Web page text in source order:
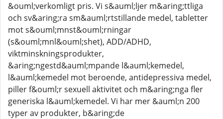
&ouml;verkomligt pris. Vi s&auml;ljer m&aring;ttliga
och sv&aring;ra sm&auml;rtstillande medel, tabletter
mot s&ouml;mnst&ouml;rningar
(s&ouml;mnl&ouml;shet), ADD/ADHD,
viktminskningsprodukter,
&aring;ngestd&auml;mpande l&auml;kemedel,
l&auml;kemedel mot beroende, antidepressiva medel,
piller f&ouml;r sexuell aktivitet och m&aring;nga fler
generiska l&auml;kemedel. Vi har mer &auml;n 200
typer av produkter, b&aring;de